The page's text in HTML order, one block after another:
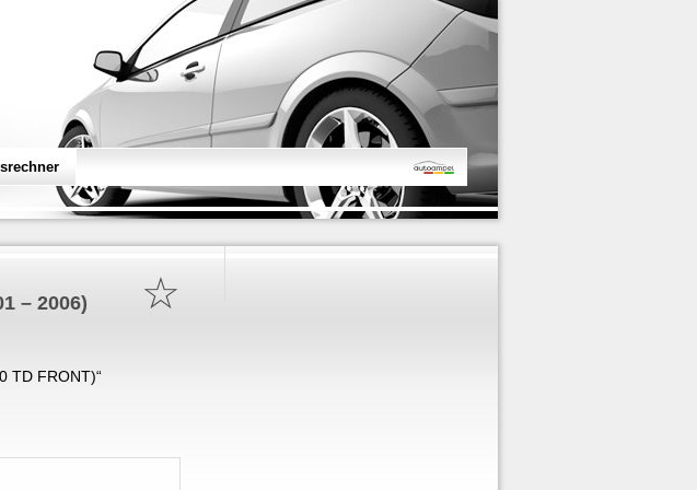
☆
– 2006)
TD FRONT)“